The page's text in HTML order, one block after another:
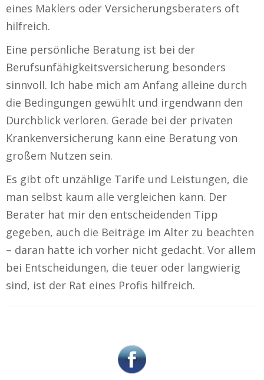
eines Maklers oder Versicherungsberaters oft
hilfreich.
Eine persönliche Beratung ist bei der
Berufsunfähigkeitsversicherung besonders
sinnvoll. Ich habe mich am Anfang alleine durch
die Bedingungen gewühlt und irgendwann den
Durchblick verloren. Gerade bei der privaten
Krankenversicherung kann eine Beratung von
großem Nutzen sein.
Es gibt oft unzählige Tarife und Leistungen, die
man selbst kaum alle vergleichen kann. Der
Berater hat mir den entscheidenden Tipp
gegeben, auch die Beiträge im Alter zu beachten
– daran hatte ich vorher nicht gedacht. Vor allem
bei Entscheidungen, die teuer oder langwierig
sind, ist der Rat eines Profis hilfreich.